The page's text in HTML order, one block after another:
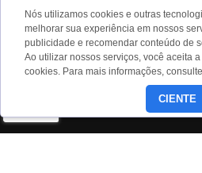
Av. Eng. Caetano
Limão, São Paulo,
Nós utilizamos cookies e outras
melhorar sua experiência em nossos
publicidade e recomendar conteúdo de
Ao utilizar nossos serviços, você aceita
cookies. Para mais informações,
CIENTE